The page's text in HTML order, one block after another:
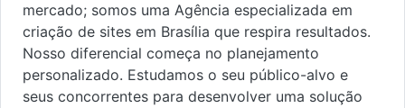
mercado; somos uma Agência especializada em
criação de sites em Brasília que respira resultados.
Nosso diferencial começa no planejamento
personalizado. Estudamos o seu público-alvo e
seus concorrentes para desenvolver uma solução